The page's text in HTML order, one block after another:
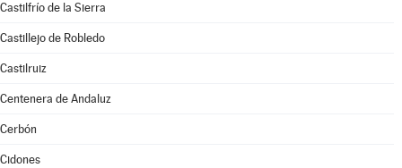
Castilfrío de la Sierra
Castillejo de Robledo
Castilruiz
Centenera de Andaluz
Cerbón
Cidones